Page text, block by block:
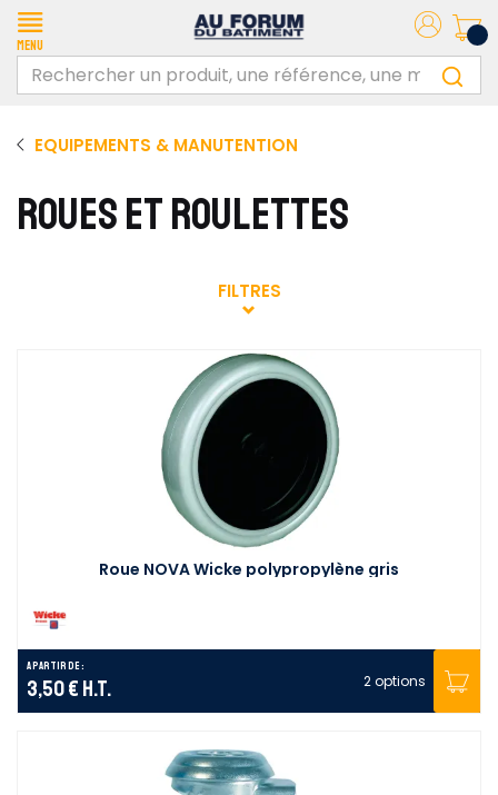
Menu
EQUIPEMENTS & MANUTENTION
ROUES ET ROULETTES
FILTRES
Roue NOVA Wicke polypropylène gris
A partir de :
3,50 € H.T. 2 options